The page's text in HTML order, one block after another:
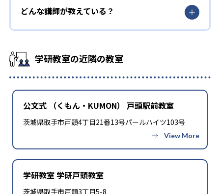
どんな講師が教えている？
学研教室の近隣の教室
公文式 （くもん・KUMON） 戸頭駅前教室
茨城県取手市戸頭4丁目21番13号パールハイツ103号
学研教室 学研戸頭教室
茨城県取手市戸頭3丁目5-8